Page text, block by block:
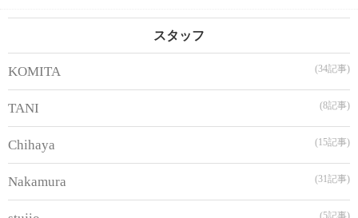
スタッフ
KOMITA (34記事)
TANI (8記事)
Chihaya (15記事)
Nakamura (31記事)
(5記事)